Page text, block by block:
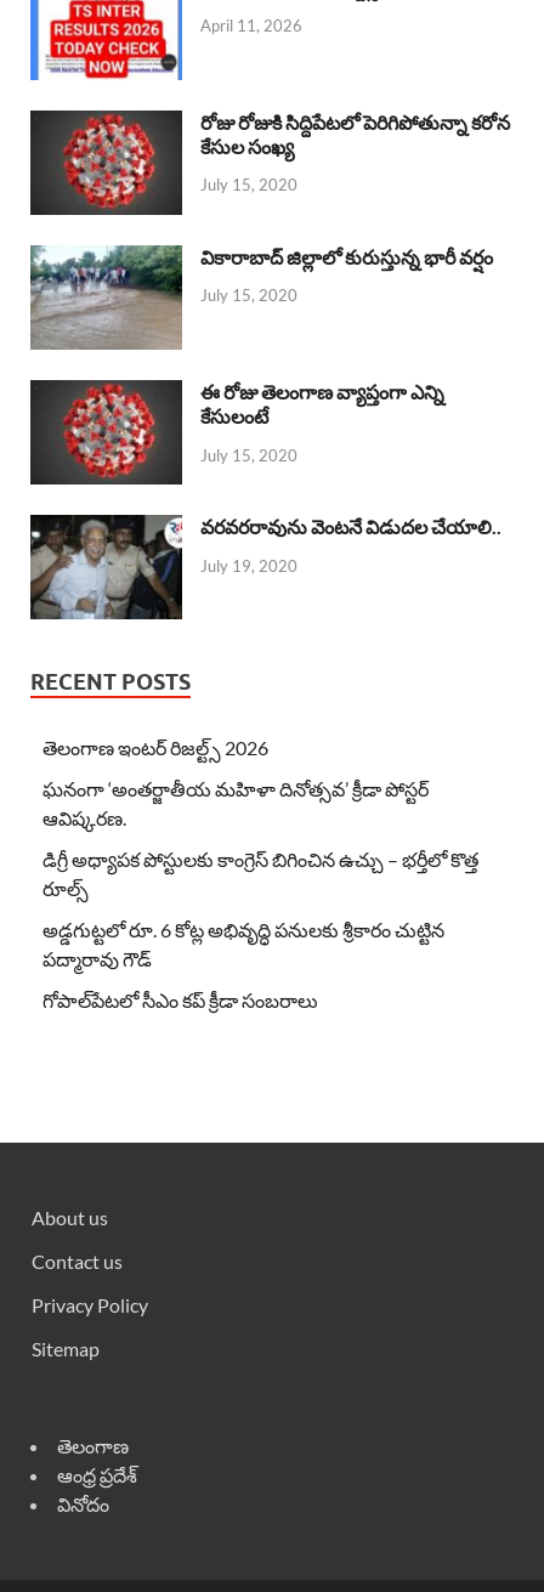
April 11, 2026
రోజు రోజుకి సిద్దిపేటలో పెరిగిపోతున్నా కరోన
కేసుల సంఖ్య
July 15, 2020
వికారాబాద్ జిల్లాలో కురుస్తున్న భారీ వర్షం
July 15, 2020
ఈ రోజు తెలంగాణ వ్యాప్తంగా ఎన్ని
కేసులంటే
July 15, 2020
వరవరరావును వెంటనే విడుదల చేయాలి..
July 19, 2020
RECENT POSTS
తెలంగాణ ఇంటర్ రిజల్ట్స్ 2026
ఘనంగా ‘అంతర్జాతీయ మహిళా దినోత్సవ’ క్రీడా పోస్టర్
ఆవిష్కరణ.
డిగ్రీ అధ్యాపక పోస్టులకు కాంగ్రెస్ బిగించిన ఉచ్చు – భర్తీలో కొత్త
రూల్స్
అడ్డగుట్టలో రూ. 6 కోట్ల అభివృద్ధి పనులకు శ్రీకారం చుట్టిన
పద్మారావు గౌడ్
గోపాల్‌పేటలో సీఎం కప్ క్రీడా సంబరాలు
About us
Contact us
Privacy Policy
Sitemap
తెలంగాణ
ఆంధ్ర ప్రదేశ్
వినోదం